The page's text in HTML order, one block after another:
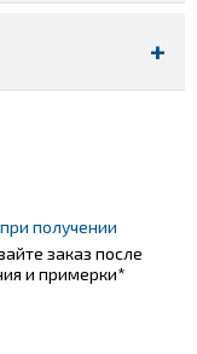
получении
заказ после
и примерки*